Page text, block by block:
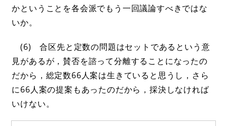
かということを各会派でもう一回議論すべきではな
いか。
(6) 合区先と定数の問題はセットであるという意
見があるが，賛否を諮って分離することになったの
だから，総定数66人案は生きていると思うし，さら
に66人案の提案もあったのだから，採決しなければ
いけない。